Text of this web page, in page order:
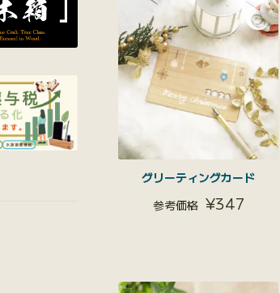
グリーティングカード
¥347